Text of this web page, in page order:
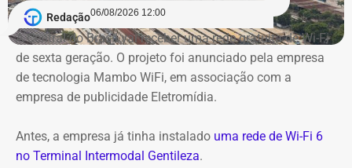
Redação06/08/2026 12:00
A Central do Brasil vai receber uma rede gratuita de Wi-Fi
de sexta geração. O projeto foi anunciado pela empresa
de tecnologia Mambo WiFi, em associação com a
empresa de publicidade Eletromídia.
Antes, a empresa já tinha instalado uma rede de Wi-Fi 6
no Terminal Intermodal Gentileza.